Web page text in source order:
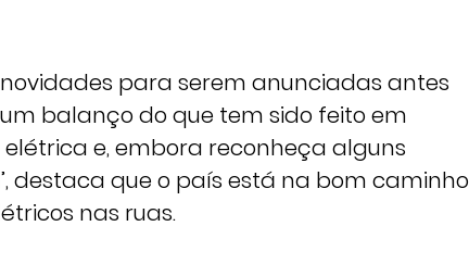
para serem anunciadas antes
balanço do que tem sido feito em
e, embora reconheça alguns
destaca que o país está na bom caminho
nas ruas.